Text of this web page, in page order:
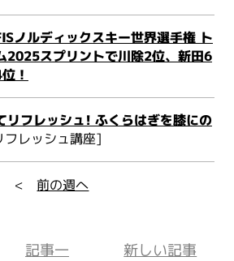
ノルディックスキー世界選手権 ト
2025スプリントで川除2位、新田6
！
リフレッシュ! ふくらはぎを膝にの
レッシュ講座]
<前の週へ
記事一 新しい記事